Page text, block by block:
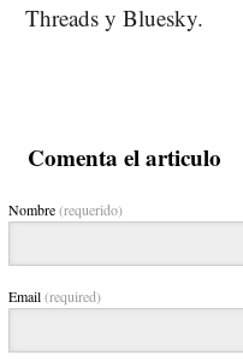
Threads y Bluesky.
Comenta el articulo
Nombre(requerido)
Email(required)